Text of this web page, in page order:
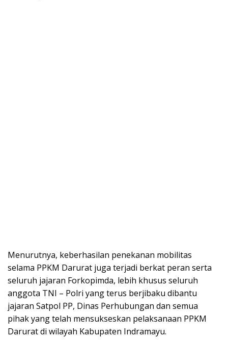
Menurutnya, keberhasilan penekanan mobilitas
selama PPKM Darurat juga terjadi berkat peran serta
seluruh jajaran Forkopimda, lebih khusus seluruh
anggota TNI – Polri yang terus berjibaku dibantu
jajaran Satpol PP, Dinas Perhubungan dan semua
pihak yang telah mensukseskan pelaksanaan PPKM
Darurat di wilayah Kabupaten Indramayu.